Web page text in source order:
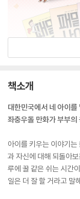
책소개
대한민국에서 네 아이를
좌충우돌 만화가 부부
아이를 키우는 이야기
과 자신에 대해 되돌아
루에 꿀 같은 쉬는 시간
일은 더 잘 할 거라고 말